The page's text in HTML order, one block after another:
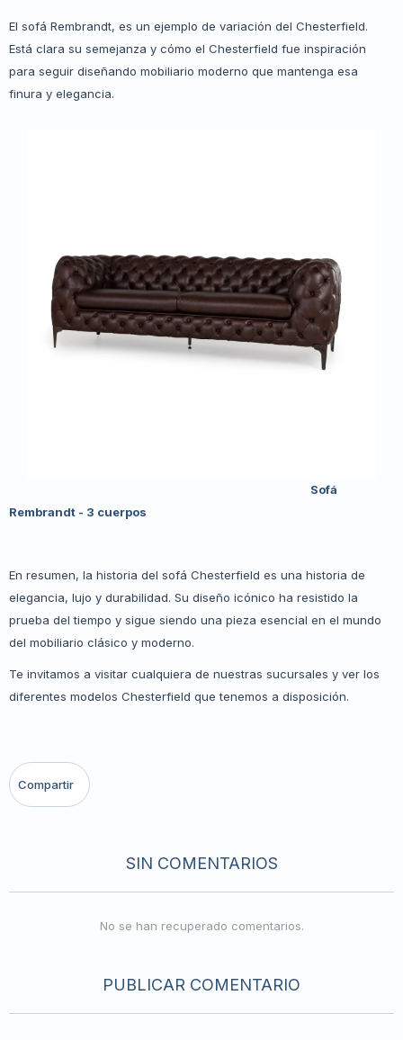
El sofá Rembrandt, es un ejemplo de variación del Chesterfield.
Está clara su semejanza y cómo el Chesterfield fue inspiración
para seguir diseñando mobiliario moderno que mantenga esa
finura y elegancia.
Sofá
Rembrandt - 3 cuerpos
En resumen, la historia del sofá Chesterfield es una historia de
elegancia, lujo y durabilidad. Su diseño icónico ha resistido la
prueba del tiempo y sigue siendo una pieza esencial en el mundo
del mobiliario clásico y moderno.
Te invitamos a visitar cualquiera de nuestras sucursales y ver los
diferentes modelos Chesterfield que tenemos a disposición.
SIN COMENTARIOS
No se han recuperado comentarios.
PUBLICAR COMENTARIO